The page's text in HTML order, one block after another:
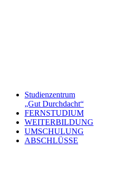
Studienzentrum
„Gut Durchdacht“
FERNSTUDIUM
WEITERBILDUNG
UMSCHULUNG
ABSCHLÜSSE